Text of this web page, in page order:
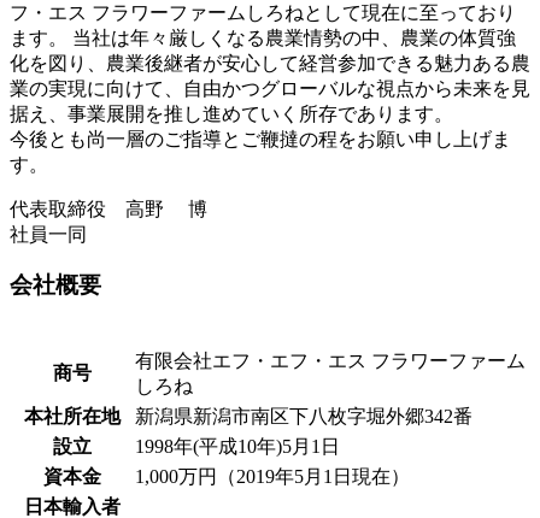
フ・エス フラワーファームしろねとして現在に至っており
ます。 当社は年々厳しくなる農業情勢の中、農業の体質強
化を図り、農業後継者が安心して経営参加できる魅力ある農
業の実現に向けて、自由かつグローバルな視点から未来を見
据え、事業展開を推し進めていく所存であります。
今後とも尚一層のご指導とご鞭撻の程をお願い申し上げま
す。
代表取締役 高野 博
社員一同
会社概要
商号
有限会社エフ・エフ・エス フラワーファーム
しろね
本社所在地
新潟県新潟市南区下八枚字堀外郷342番
設立
1998年(平成10年)5月1日
資本金
1,000万円（2019年5月1日現在）
日本輸入者